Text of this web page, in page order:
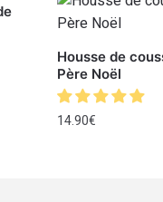
Housse de
Père Noël
14.90€